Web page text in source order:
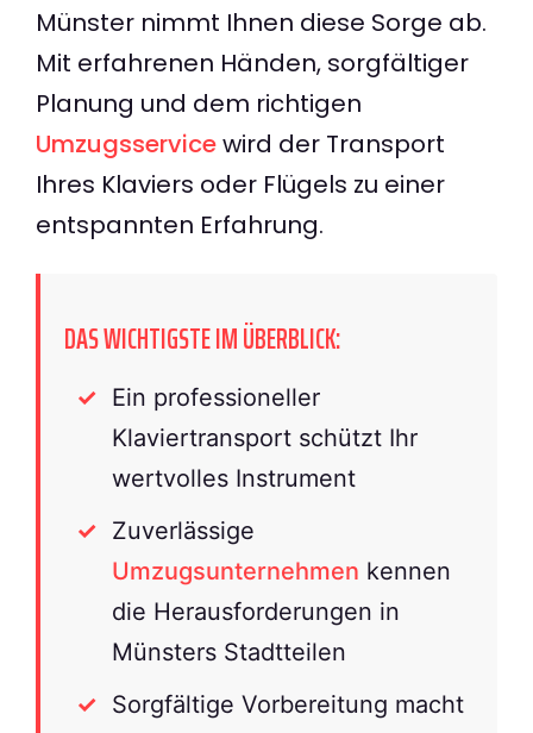
Münster nimmt Ihnen diese Sorge ab.
Mit erfahrenen Händen, sorgfältiger
Planung und dem richtigen
Umzugsservicewird der Transport
Ihres Klaviers oder Flügels zu einer
entspannten Erfahrung.
DAS WICHTIGSTE IM ÜBERBLICK:
Ein professioneller
Klaviertransport schützt Ihr
wertvolles Instrument
Zuverlässige
Umzugsunternehmen kennen
die Herausforderungen in
Münsters Stadtteilen
Sorgfältige Vorbereitung macht